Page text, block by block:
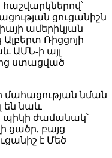
հաշվարկներով՝
ցուցանիշն
ամերիկյան
Ռիցցոյի
ԱՄՆ-ի այլ
ստացված
նման
են նաև
ժամանակ՝
ցածր, բայց
է Մեծ